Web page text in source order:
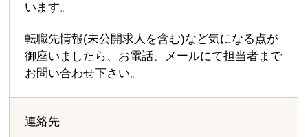
います。
転職先情報(未公開求人を含む)など気になる点が
御座いましたら、お電話、メールにて担当者まで
お問い合わせ下さい。
連絡先